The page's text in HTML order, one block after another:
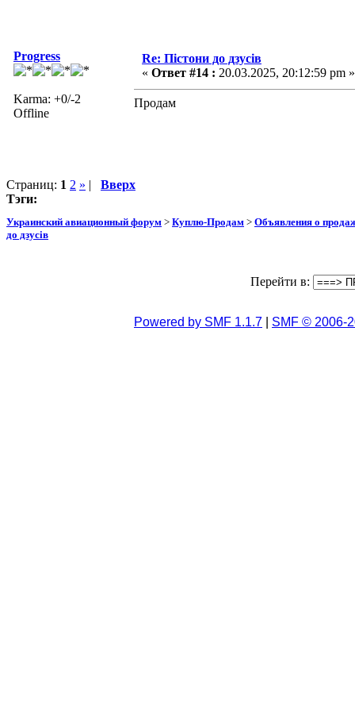
Progress
Karma: +0/-2
Offline
Re: Пістони до дзусів
« Ответ #14 : 20.03.2025, 20:12:59 pm »
Продам
Страниц: 1 2 » | Вверх
Тэги:
Украинский авиационный форум > Куплю-Продам > Объявления о
до дзусів
Перейти в:
Powered by SMF 1.1.7 SMF © 2006-